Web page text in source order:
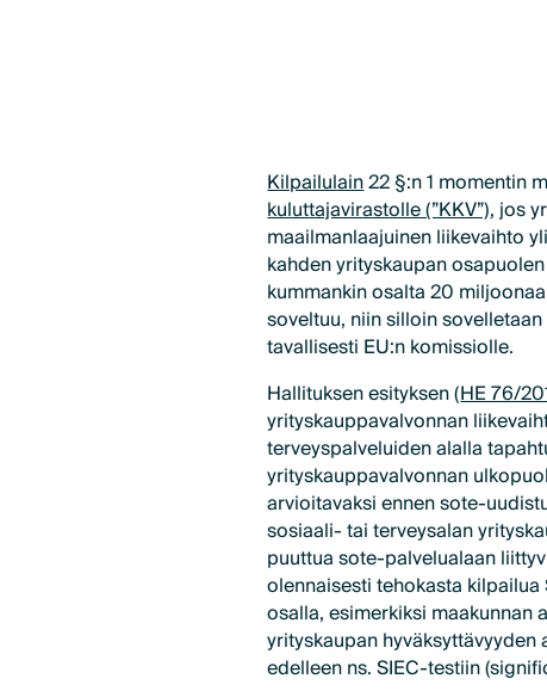
Kilpailulain22 §:n 1 momentin
kuluttajavirastolle (”KKV”), jos
maailmanlaajuinen liikevaihto
kahden yrityskaupan
kummankin osalta 20
soveltuu, niin silloin
tavallisesti EU:n komissiolle.
Hallituksen esityksen (HE 76/
yrityskauppavalvonnan
terveyspalveluiden alalla
yrityskauppavalvonnan
arvioitavaksi ennen sote-
sosiaali- tai terveysalan
puuttua sote-palvelualaan
olennaisesti tehokasta
osalla, esimerkiksi maakunnan
yrityskaupan
edelleen ns. SIEC-testiin